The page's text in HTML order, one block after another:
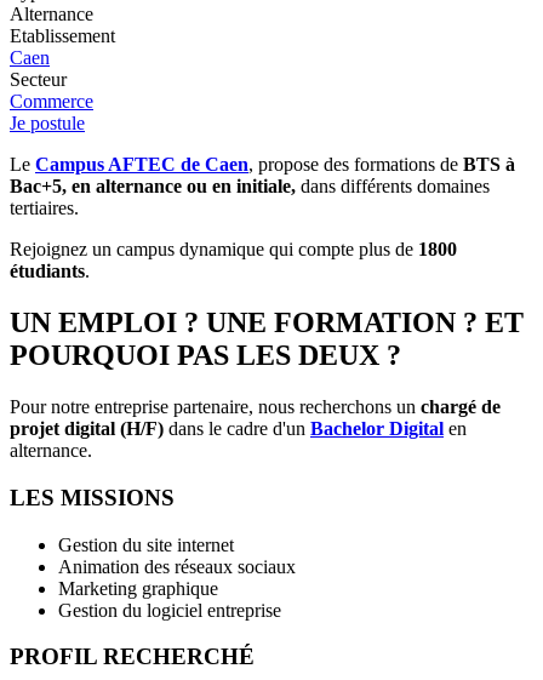
Alternance
Etablissement
Caen
Secteur
Commerce
Je postule
Le Campus AFTEC de Caen, propose des formations de BTS à
Bac+5, en alternance ou en initiale, dans différents domaines
tertiaires.
Rejoignez un campus dynamique qui compte plus de 1800
étudiants.
UN EMPLOI ? UNE FORMATION ? ET
POURQUOI PAS LES DEUX ?
Pour notre entreprise partenaire, nous recherchons un chargé de
projet digital (H/F) dans le cadre d'un Bachelor Digital en
alternance.
LES MISSIONS
Gestion du site internet
Animation des réseaux sociaux
Marketing graphique
Gestion du logiciel entreprise
PROFIL RECHERCHÉ